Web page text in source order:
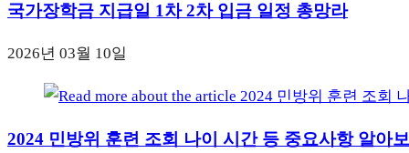
국가장학금 지급일 1차 2차 입금 일정 총망라
2026년 03월 10일
2024 민방위 훈련 조회 나이 시간 등 중요사항 알아